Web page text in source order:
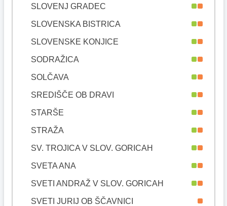
SLOVENJ GRADEC
SLOVENSKA BISTRICA
SLOVENSKE KONJICE
SODRAŽICA
SOLČAVA
SREDIŠČE OB DRAVI
STARŠE
STRAŽA
SV. TROJICA V SLOV. GORICAH
SVETA ANA
SVETI ANDRAŽ V SLOV. GORICAH
SVETI JURIJ OB ŠČAVNICI